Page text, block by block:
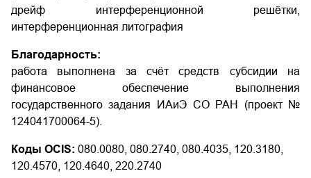
дрейф интерференционной решётки,
интерференционная литография
Благодарность:
работа выполнена за счёт средств субсидии на
финансовое обеспечение выполнения
государственного задания ИАиЭ СО РАН (проект №
124041700064-5).
Коды OCIS: 080.0080, 080.2740, 080.4035, 120.3180,
120.4570, 120.4640, 220.2740